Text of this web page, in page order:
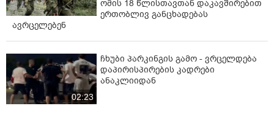
ომის 18 წლისთავთან დაკავშირებით
ერთობლივ განცხადებას
ავრცელებენ
02:23
ჩხუბი პარკინგის გამო - ვრცელდება
დაპირისპირების კადრები
ანაკლიიდან